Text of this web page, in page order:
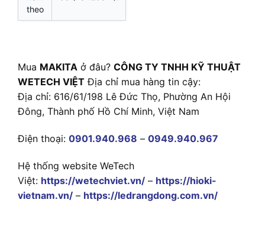
theo
Mua MAKITA ở đâu? CÔNG TY TNHH KỸ THUẬT
WETECH VIỆT Địa chỉ mua hàng tin cậy:
Địa chỉ: 616/61/198 Lê Đức Thọ, Phường An Hội
Đông, Thành phố Hồ Chí Minh, Việt Nam
Điện thoại: 0901.940.968 – 0949.940.967
Hệ thống website WeTech
Việt: https://wetechviet.vn/ – https://hioki-
vietnam.vn/ – https://ledrangdong.com.vn/